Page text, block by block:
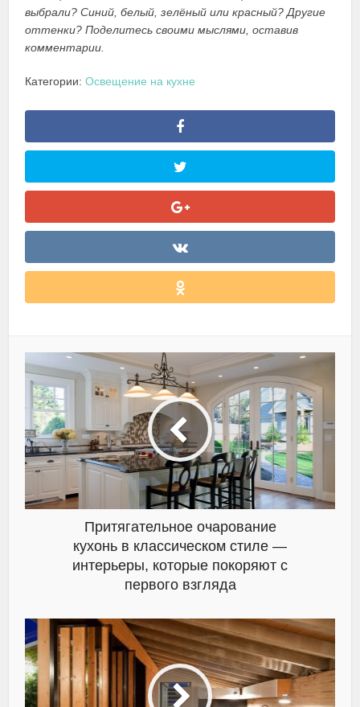
выбрали? Синий, белый, зелёный или красный? Другие
оттенки? Поделитесь своими мыслями, оставив
комментарии.
Категории:Освещение на кухне
Притягательное очарование
кухонь в классическом стиле —
интерьеры, которые покоряют с
первого взгляда